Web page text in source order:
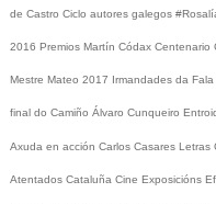
de Castro Ciclo autores galegos
2016 Premios Martín Códax Centenario
Mestre Mateo 2017 Irmandades da Fala
final do Camiño Álvaro Cunqueiro
Axuda en acción Carlos Casares Letras
Atentados Cataluña Cine Exposicións